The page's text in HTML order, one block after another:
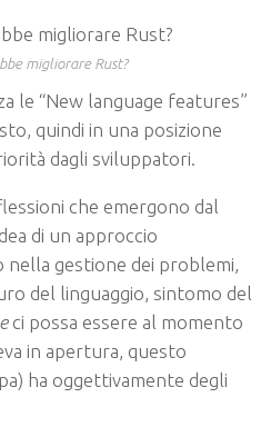
migliorare Rust?
le “New language features”
quindi in una posizione
dagli sviluppatori.
che emergono dal
di un approccio
gestione dei problemi,
del linguaggio, sintomo del
ci possa essere al momento
in apertura, questo
ha oggettivamente degli